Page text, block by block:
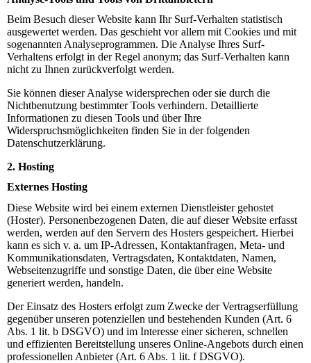
Beim Besuch dieser Website kann Ihr Surf-Verhalten statistisch
ausgewertet werden. Das geschieht vor allem mit Cookies und mit
sogenannten Analyseprogrammen. Die Analyse Ihres Surf-
Verhaltens erfolgt in der Regel anonym; das Surf-Verhalten kann
nicht zu Ihnen zurückverfolgt werden.
Sie können dieser Analyse widersprechen oder sie durch die
Nichtbenutzung bestimmter Tools verhindern. Detaillierte
Informationen zu diesen Tools und über Ihre
Widerspruchsmöglichkeiten finden Sie in der folgenden
Datenschutzerklärung.
2. Hosting
Externes Hosting
Diese Website wird bei einem externen Dienstleister gehostet
(Hoster). Personenbezogenen Daten, die auf dieser Website erfasst
werden, werden auf den Servern des Hosters gespeichert. Hierbei
kann es sich v. a. um IP-Adressen, Kontaktanfragen, Meta- und
Kommunikationsdaten, Vertragsdaten, Kontaktdaten, Namen,
Webseitenzugriffe und sonstige Daten, die über eine Website
generiert werden, handeln.
Der Einsatz des Hosters erfolgt zum Zwecke der Vertragserfüllung
gegenüber unseren potenziellen und bestehenden Kunden (Art. 6
Abs. 1 lit. b DSGVO) und im Interesse einer sicheren, schnellen
und effizienten Bereitstellung unseres Online-Angebots durch einen
professionellen Anbieter (Art. 6 Abs. 1 lit. f DSGVO).